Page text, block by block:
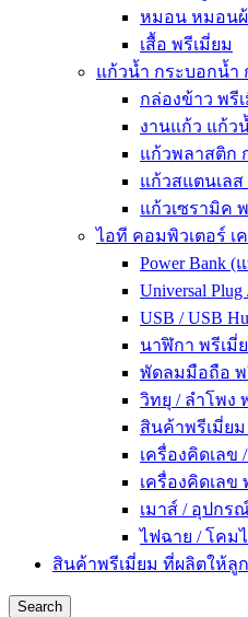
หมอน หมอนผ้
เสื้อ พรีเมี่ยม
แก้วน้ำ กระบอกน้ำ
กล่องข้าว พรี
งานแก้ว แก้ว
แก้วพลาสติก
แก้วสแตนเล
แก้วเซรามิค
ไอที คอมพิวเตอร์ เ
Power Bank
Universal
USB / USB
นาฬิกา พรีเมี่
พัดลมมือถือ พ
วิทยุ / ลำโพง
สินค้าพรีเมี่ย
เครื่องคิดเลข
เครื่องคิดเลข
เมาส์ / อุปกร
ไฟฉาย / โคม
สินค้าพรีเมี่ยม ที่ผลิตให้ลู
Search